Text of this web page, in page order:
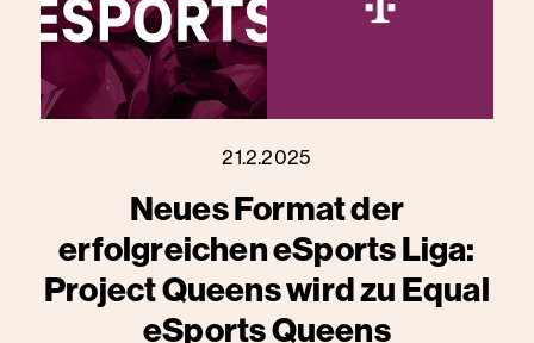
21.2.2025
Neues Format der
erfolgreichen eSports Liga:
Project Queens wird zu Equal
eSports Queens